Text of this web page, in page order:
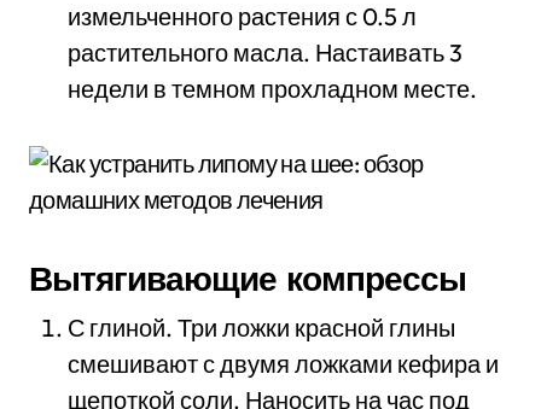
измельченного растения с 0.5 л
растительного масла. Настаивать 3
недели в темном прохладном месте.
Вытягивающие компрессы
С глиной. Три ложки красной глины
смешивают с двумя ложками кефира и
щепоткой соли. Наносить на час под